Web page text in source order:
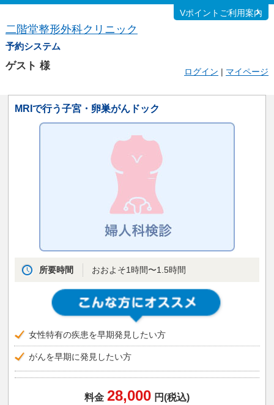
二階堂整形外科クリニック
予約システム
Vポイントご利用案内
ゲスト 様 ログイン | マイページ
MRIで行う子宮・卵巣がんドック
所要時間 おおよそ1時間〜1.5時間
女性特有の疾患を早期発見したい方
がんを早期に発見したい方
料金 28,000 円(税込)